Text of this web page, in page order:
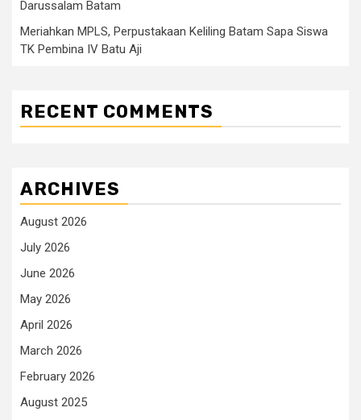
Darussalam Batam
Meriahkan MPLS, Perpustakaan Keliling Batam Sapa Siswa
TK Pembina IV Batu Aji
RECENT COMMENTS
ARCHIVES
August 2026
July 2026
June 2026
May 2026
April 2026
March 2026
February 2026
August 2025